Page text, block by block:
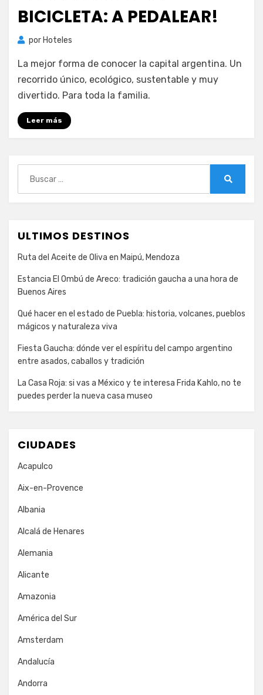
BICICLETA: A PEDALEAR!
por Hoteles
La mejor forma de conocer la capital argentina. Un
recorrido único, ecológico, sustentable y muy
divertido. Para toda la familia.
Leer más
ULTIMOS DESTINOS
Ruta del Aceite de Oliva en Maipú, Mendoza
Estancia El Ombú de Areco: tradición gaucha a una hora de
Buenos Aires
Qué hacer en el estado de Puebla: historia, volcanes, pueblos
mágicos y naturaleza viva
Fiesta Gaucha: dónde ver el espíritu del campo argentino
entre asados, caballos y tradición
La Casa Roja: si vas a México y te interesa Frida Kahlo, no te
puedes perder la nueva casa museo
CIUDADES
Acapulco
Aix-en-Provence
Albania
Alcalá de Henares
Alemania
Alicante
Amazonia
América del Sur
Amsterdam
Andalucía
Andorra